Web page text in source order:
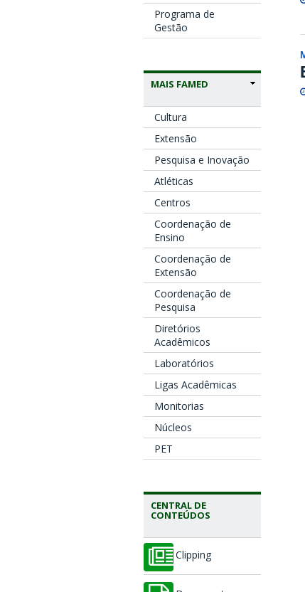
Programa de
Gestão
MAIS FAMED
Cultura
Extensão
Pesquisa e Inovação
Atléticas
Centros
Coordenação de
Ensino
Coordenação de
Extensão
Coordenação de
Pesquisa
Diretórios
Acadêmicos
Laboratórios
Ligas Acadêmicas
Monitorias
Núcleos
PET
CENTRAL DE
CONTEÚDOS
Clipping